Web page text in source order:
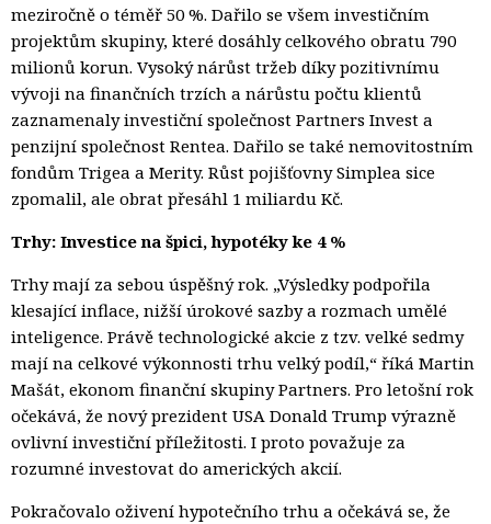
meziročně o téměř 50 %. Dařilo se všem investičním
projektům skupiny, které dosáhly celkového obratu 790
milionů korun. Vysoký nárůst tržeb díky pozitivnímu
vývoji na finančních trzích a nárůstu počtu klientů
zaznamenaly investiční společnost Partners Invest a
penzijní společnost Rentea. Dařilo se také nemovitostním
fondům Trigea a Merity. Růst pojišťovny Simplea sice
zpomalil, ale obrat přesáhl 1 miliardu Kč.
Trhy: Investice na špici, hypotéky ke 4 %
Trhy mají za sebou úspěšný rok. „Výsledky podpořila
klesající inflace, nižší úrokové sazby a rozmach umělé
inteligence. Právě technologické akcie z tzv. velké sedmy
mají na celkové výkonnosti trhu velký podíl,“ říká Martin
Mašát, ekonom finanční skupiny Partners. Pro letošní rok
očekává, že nový prezident USA Donald Trump výrazně
ovlivní investiční příležitosti. I proto považuje za
rozumné investovat do amerických akcií.
Pokračovalo oživení hypotečního trhu a očekává se, že